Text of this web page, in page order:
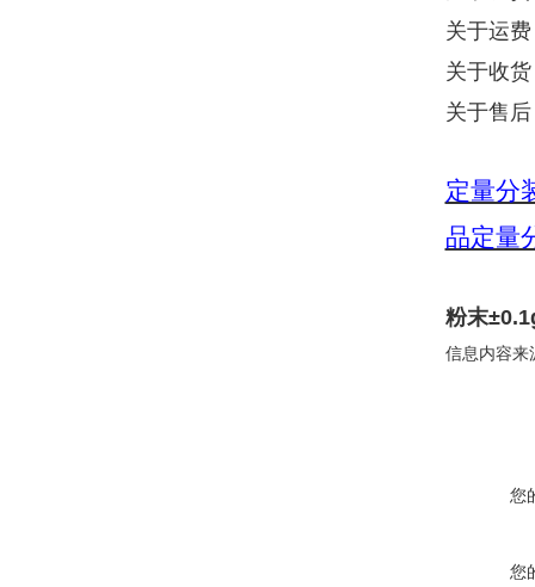
关于运
关于收
关于售
定量分
品定量
粉末‌
信息内容来
您
您